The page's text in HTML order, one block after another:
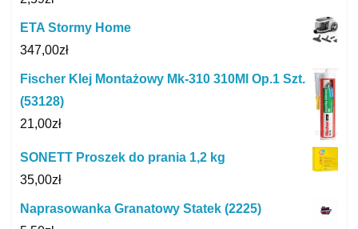
ETA Stormy Home
347,00zł
Fischer Klej Montażowy Mk-310 310Ml Op.1 Szt.
(53128)
21,00zł
SONETT Proszek do prania 1,2 kg
35,00zł
Naprasowanka Granatowy Statek (2225)